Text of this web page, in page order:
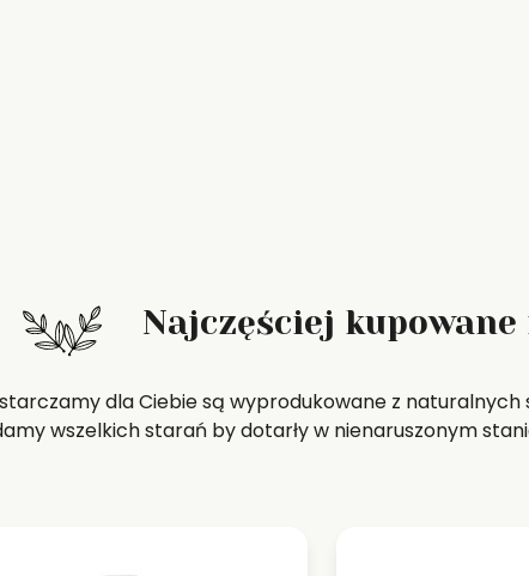
Najczęściej kupowane
dla Ciebie są wyprodukowane z naturalnych
wszelkich starań by dotarły w nienaruszonym